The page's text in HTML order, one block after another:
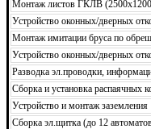
Монтаж листов ГКЛВ
Устройство оконных/дверных
Монтаж имитации бруса по
Устройство оконных/дверных
Разводка эл.проводки,
Сборка и установка распаячных
Устройство и монтаж заземления
Сборка эл.щитка (до 12